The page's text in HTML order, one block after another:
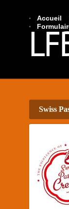
Accueil
Swiss